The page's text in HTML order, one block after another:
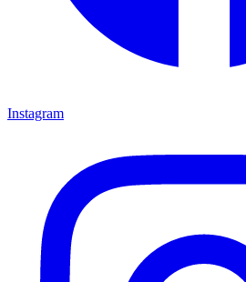
Instagram